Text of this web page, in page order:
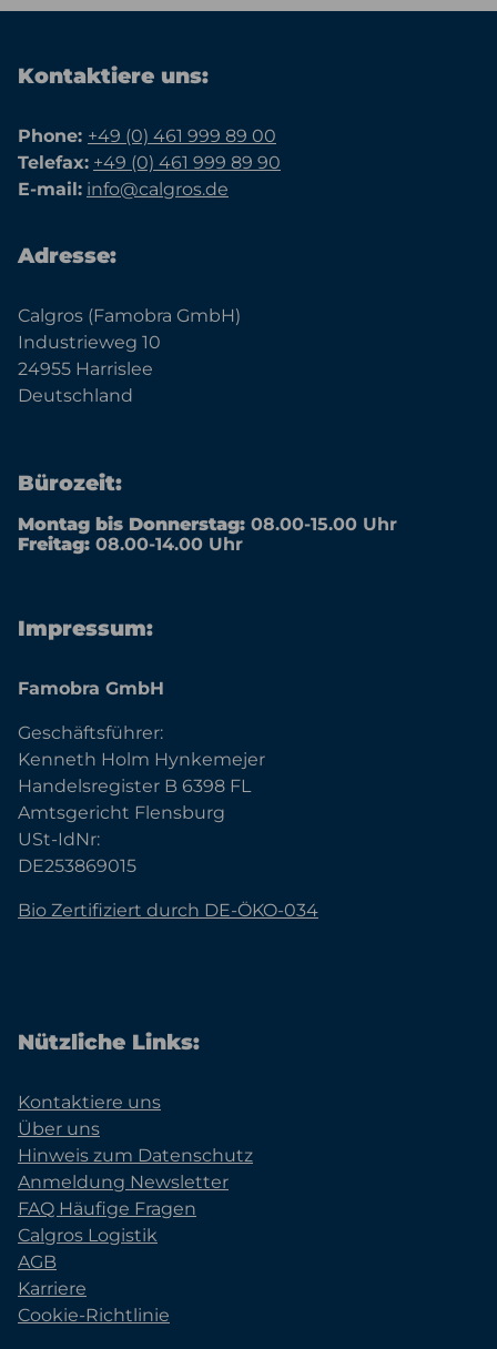
Kontaktiere uns:
Phone: +49 (0) 461 999 89 00
Telefax: +49 (0) 461 999 89 90
E-mail: info@calgros.de
Adresse:
Calgros (Famobra GmbH)
Industrieweg 10
24955 Harrislee
Deutschland
Bürozeit:
Montag bis Donnerstag: 08.00-15.00 Uhr
Freitag: 08.00-14.00 Uhr
Impressum:
Famobra GmbH
Geschäftsführer:
Kenneth Holm Hynkemejer
Handelsregister B 6398 FL
Amtsgericht Flensburg
USt-IdNr:
DE253869015
Bio Zertifiziert durch DE-ÖKO-034
Nützliche Links:
Kontaktiere uns
Über uns
Hinweis zum Datenschutz
Anmeldung Newsletter
FAQ Häufige Fragen
Calgros Logistik
AGB
Karriere
Cookie-Richtlinie